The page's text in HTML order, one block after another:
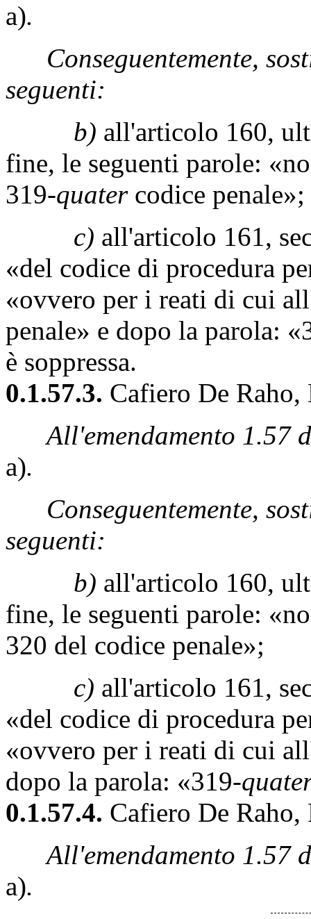
a).
Conseguentemente,
seguenti:
b) all'articolo 160,
fine, le seguenti parole:
319-quatercodice penale»;
c) all'articolo 161,
«del codice di procedura
«ovvero per i reati di cui
penale» e dopo la parola:
è soppressa.
0.1.57.3. Cafiero De
All'emendamento 1.57
a).
Conseguentemente,
seguenti:
b) all'articolo 160,
fine, le seguenti parole:
320 del codice penale»;
c) all'articolo 161,
«del codice di procedura
«ovvero per i reati di cui
dopo la parola: «319-
0.1.57.4. Cafiero De
All'emendamento 1.57
a).